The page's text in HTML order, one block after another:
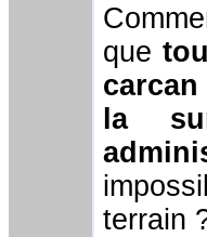
que
la
terrain